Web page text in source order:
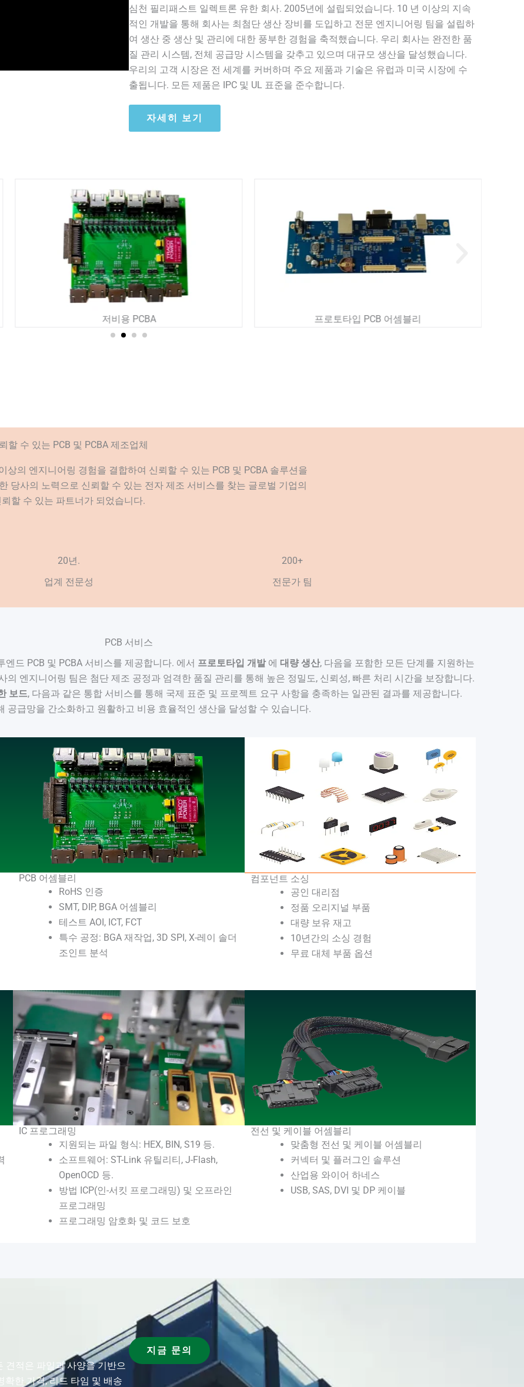
심천 필리패스트 일렉트론 유한 회사. 2005년에 설립되었습니다. 10 년 이상의 지속
적인 개발을 통해 회사는 최첨단 생산 장비를 도입하고 전문 엔지니어링 팀을 설립하
여 생산 중 생산 및 관리에 대한 풍부한 경험을 축적했습니다. 우리 회사는 완전한 품
질 관리 시스템, 전체 공급망 시스템을 갖추고 있으며 대규모 생산을 달성했습니다.
우리의 고객 시장은 전 세계를 커버하며 주요 제품과 기술은 유럽과 미국 시장에 수
출됩니다. 모든 제품은 IPC 및 UL 표준을 준수합니다.
자세히 보기
저비용 PCBA 프로토타입 PCB 어셈블리
할 수 있는 PCB 및 PCBA 제조업체
상의 엔지니어링 경험을 결합하여 신뢰할 수 있는 PCB 및 PCBA 솔루션을
당사의 노력으로 신뢰할 수 있는 전자 제조 서비스를 찾는 글로벌 기업의
뢰할 수 있는 파트너가 되었습니다.
20년.
업계 전문성
200+
전문가 팀
PCB 서비스
드 PCB 및 PCBA 서비스를 제공합니다. 에서 프로토타입 개발에 대량 생산, 다음을 포함한 모든 단계를 지원하는
의 엔지니어링 팀은 첨단 제조 공정과 엄격한 품질 관리를 통해 높은 정밀도, 신뢰성, 빠른 처리 시간을 보장합니다.
보드, 다음과 같은 통합 서비스를 통해 국제 표준 및 프로젝트 요구 사항을 충족하는 일관된 결과를 제공합니다.
공급망을 간소화하고 원활하고 비용 효율적인 생산을 달성할 수 있습니다.
PCB 어셈블리
RoHS 인증
SMT, DIP, BGA 어셈블리
테스트 AOI, ICT, FCT
특수 공정: BGA 재작업, 3D SPI, X-레이 솔더
조인트 분석
컴포넌트 소싱
공인 대리점
정품 오리지널 부품
대량 보유 재고
10년간의 소싱 경험
무료 대체 부품 옵션
IC 프로그래밍
지원되는 파일 형식: HEX, BIN, S19 등.
소프트웨어: ST-Link 유틸리티, J-Flash,
OpenOCD 등.
방법 ICP(인-서킷 프로그래밍) 및 오프라인
프로그래밍
프로그래밍 암호화 및 코드 보호
전선 및 케이블 어셈블리
맞춤형 전선 및 케이블 어셈블리
커넥터 및 플러그인 솔루션
산업용 와이어 하네스
USB, SAS, DVI 및 DP 케이블
견적은 파일과 사양을 기반으
확한 가격, 리드 타임 및 배송
지금 문의